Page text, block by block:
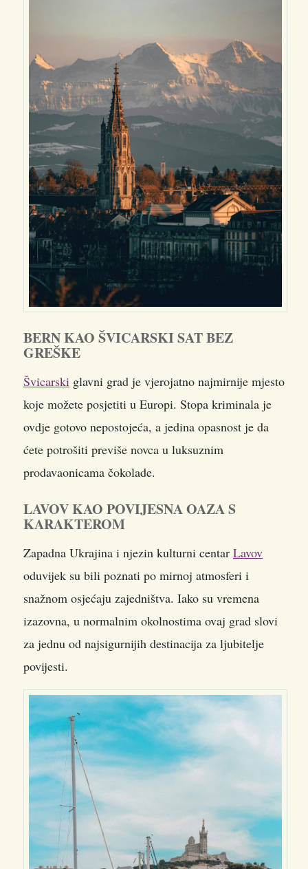
BERN KAO ŠVICARSKI SAT BEZ
GREŠKE
Švicarski glavni grad je vjerojatno najmirnije mjesto
koje možete posjetiti u Europi. Stopa kriminala je
ovdje gotovo nepostojeća, a jedina opasnost je da
ćete potrošiti previše novca u luksuznim
prodavaonicama čokolade.
LAVOV KAO POVIJESNA OAZA S
KARAKTEROM
Zapadna Ukrajina i njezin kulturni centar Lavov
oduvijek su bili poznati po mirnoj atmosferi i
snažnom osjećaju zajedništva. Iako su vremena
izazovna, u normalnim okolnostima ovaj grad slovi
za jednu od najsigurnijih destinacija za ljubitelje
povijesti.